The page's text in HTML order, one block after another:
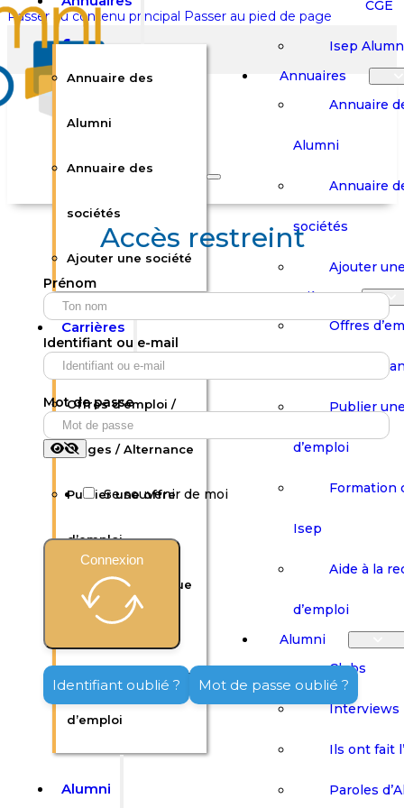
Passer au contenu principal Passer au pied de page
Rechercher sur le site
Rechercher
Votre panier est vide.
Boutique
Panier
Boutique
Annuaire des
Alumni
Annuaire des
sociétés
Ajouter une société
Carrières
Offres d’emploi /
Stages / Alternance
Publier une offre
d’emploi
Formation continue
Aide à la recherche
d’emploi
Alumni
CGE
Isep
Annuaires
Annuaire
Alumni
Annuaire
sociétés
Ajouter
Carrières
Offres
Stages /
Publier
d’emploi
Formation
Isep
Aide à la
d’emploi
Alumni
Clubs
Interviews
Ils ont fait
Paroles
Accès restreint
Prénom
Identifiant ou e-mail
Mot de passe
Se souvenir de moi
Connexion
Identifiant oublié ? Mot de passe oublié ?